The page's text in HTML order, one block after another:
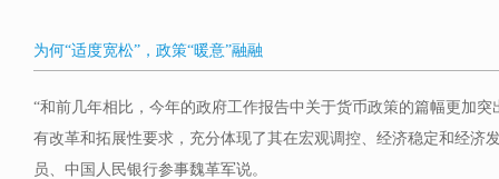
为何“适度宽松”，政策“暖意”融融
“和前几年相比，今年的政府工作报告中关于货币政策的篇幅更加
有改革和拓展性要求，充分体现了其在宏观调控、经济稳定和经济
员、中国人民银行参事魏革军说。